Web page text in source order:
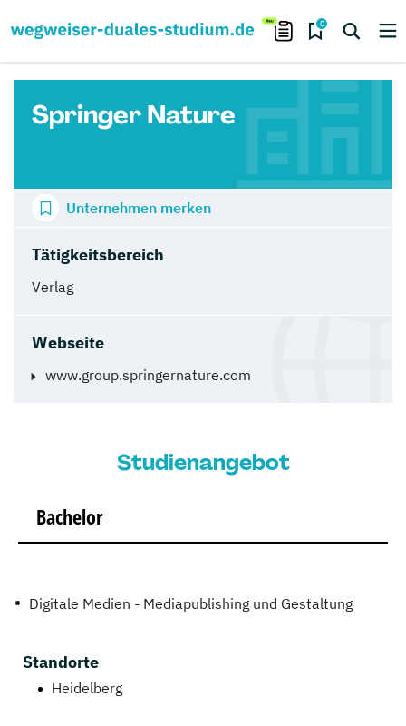
0
Springer Nature
Tätigkeitsbereich
Verlag
Webseite
www.group.springernature.com
Unternehmen merken
Studienangebot
Bachelor
Digitale Medien - Mediapublishing und Gestaltung
Standorte
Heidelberg